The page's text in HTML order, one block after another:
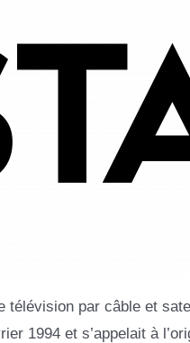
télévision par câble et
1994 et s’appelait à